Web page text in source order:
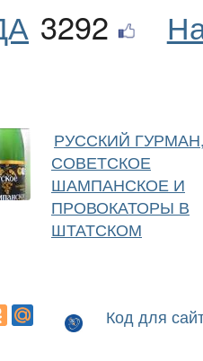
3292
РУССКИЙ
СОВЕТСКОЕ
ШАМПАНСКОЕ И
ПРОВОКАТОРЫ В
ШТАТСКОМ
Код для